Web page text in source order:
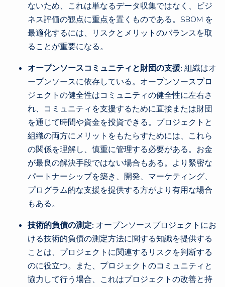
ないため、これは単なるデータ収集ではなく、ビジ
ネス評価の観点に重点を置くものである。SBOM を
最適化するには、リスクとメリットのバランスを取
ることが重要になる。
オープンソースコミュニティと財団の支援: 組織はオ
ープンソースに依存している。オープンソースプロ
ジェクトの健全性はコミュニティの健全性に左右さ
れ、コミュニティを支援するために直接または財団
を通じて時間や資金を投資できる。プロジェクトと
組織の両方にメリットをもたらすためには、これら
の関係を理解し、慎重に管理する必要がある。お金
が最良の解決手段ではない場合もある。より緊密な
パートナーシップを築き、開発、マーケティング、
プログラム的な支援を提供する方がより有用な場合
もある。
技術的負債の測定: オープンソースプロジェクトにお
ける技術的負債の測定方法に関する知識を提供する
ことは、プロジェクトに関連するリスクを判断する
のに役立つ。また、プロジェクトのコミュニティと
協力して行う場合、これはプロジェクトの改善と持